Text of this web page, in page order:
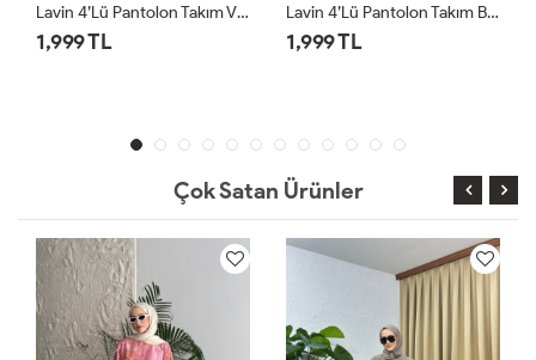
Lavin 4’lü Pantolon Takım Bordo
1,999 TL
Lavin 4’lü Pantolon Takım Siyah
1,999 TL
Çok Satan Ürünler